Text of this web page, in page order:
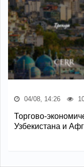
04/08, 14:26
Торгово-
Узбекистана и